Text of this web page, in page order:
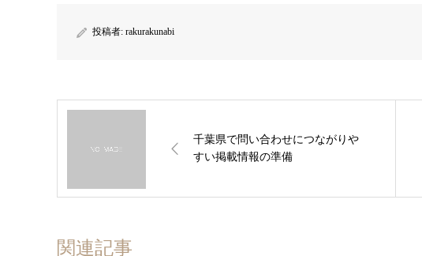
投稿者: rakurakunabi
千葉県で問い合わせにつながりや
すい掲載情報の準備
関連記事